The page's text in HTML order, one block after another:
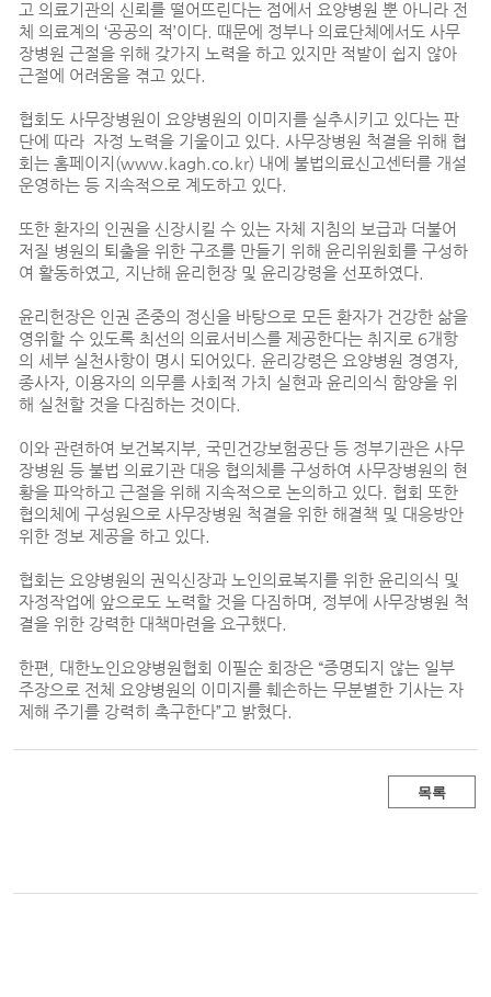
고 의료기관의 신뢰를 떨어뜨린다는 점에서 요양병원 뿐 아니라 전
체 의료계의 ‘공공의 적’이다. 때문에 정부나 의료단체에서도 사무
장병원 근절을 위해 갖가지 노력을 하고 있지만 적발이 쉽지 않아
근절에 어려움을 겪고 있다.
협회도 사무장병원이 요양병원의 이미지를 실추시키고 있다는 판
단에 따라 자정 노력을 기울이고 있다. 사무장병원 척결을 위해 협
회는 홈페이지(www.kagh.co.kr) 내에 불법의료신고센터를 개설
운영하는 등 지속적으로 계도하고 있다.
또한 환자의 인권을 신장시킬 수 있는 자체 지침의 보급과 더불어
저질 병원의 퇴출을 위한 구조를 만들기 위해 윤리위원회를 구성하
여 활동하였고, 지난해 윤리헌장 및 윤리강령을 선포하였다.
윤리헌장은 인권 존중의 정신을 바탕으로 모든 환자가 건강한 삶을
영위할 수 있도록 최선의 의료서비스를 제공한다는 취지로 6개항
의 세부 실천사항이 명시 되어있다. 윤리강령은 요양병원 경영자,
종사자, 이용자의 의무를 사회적 가치 실현과 윤리의식 함양을 위
해 실천할 것을 다짐하는 것이다.
이와 관련하여 보건복지부, 국민건강보험공단 등 정부기관은 사무
장병원 등 불법 의료기관 대응 협의체를 구성하여 사무장병원의 현
황을 파악하고 근절을 위해 지속적으로 논의하고 있다. 협회 또한
협의체에 구성원으로 사무장병원 척결을 위한 해결책 및 대응방안
위한 정보 제공을 하고 있다.
협회는 요양병원의 권익신장과 노인의료복지를 위한 윤리의식 및
자정작업에 앞으로도 노력할 것을 다짐하며, 정부에 사무장병원 척
결을 위한 강력한 대책마련을 요구했다.
한편, 대한노인요양병원협회 이필순 회장은 “증명되지 않는 일부
주장으로 전체 요양병원의 이미지를 훼손하는 무분별한 기사는 자
제해 주기를 강력히 촉구한다”고 밝혔다.
목록